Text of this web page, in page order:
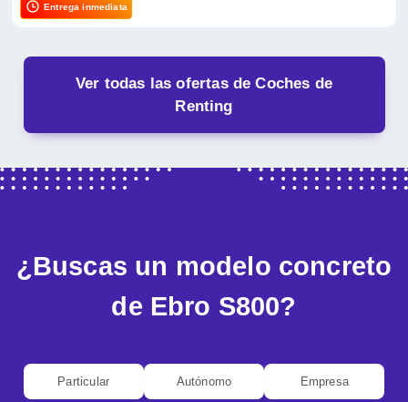
Entrega inmediata
Ver todas las ofertas de Coches de
Renting
¿Buscas un modelo concreto
de Ebro S800?
Particular Autónomo Empresa